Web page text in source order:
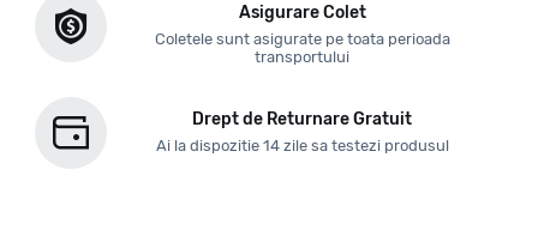
Asigurare Colet
Coletele sunt asigurate pe toata perioada
transportului
Drept de Returnare Gratuit
Ai la dispozitie 14 zile sa testezi produsul